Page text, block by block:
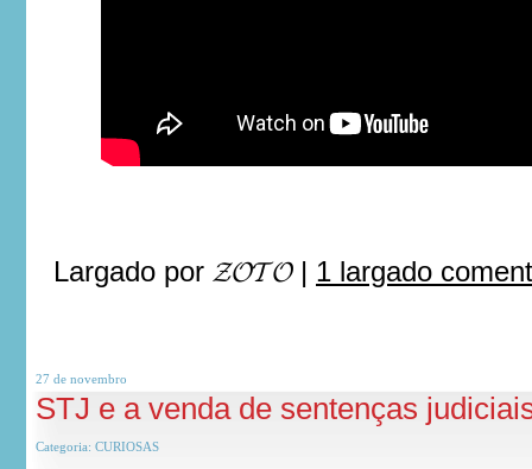
Largado por 𝓩𝓞𝓣𝓞| 1 largado
27 de novembro
STJ e a venda de sentenças
Categoria: CURIOSAS